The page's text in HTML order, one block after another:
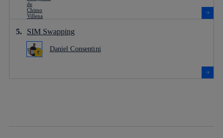
SIM Swapping
Daniel Consentini